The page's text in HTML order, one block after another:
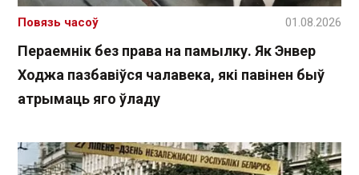
Пераемнік без права на памылку. Як Энвер
Ходжа пазбавіўся чалавека, які павінен быў
атрымаць яго ўладу
Повязь часоў 01.08.2026